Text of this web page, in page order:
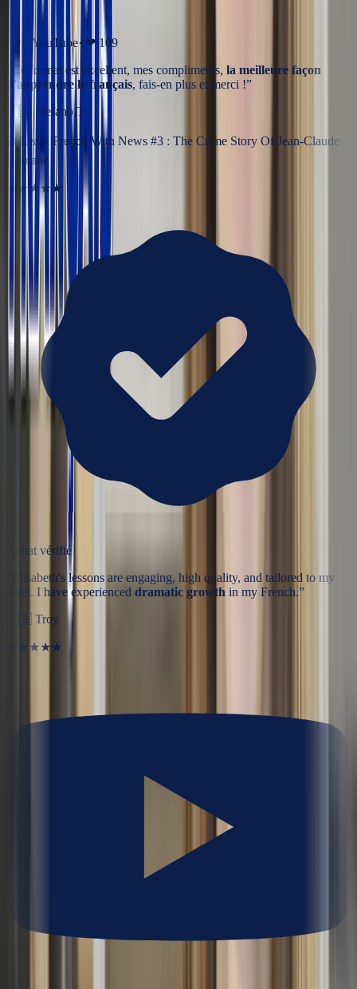
Avis YouTube· ❤ 109
Ce format est excellent, mes compliments, la meilleure façon
d'apprendre le français, fais-en plus et merci !”
🇮🇹 Stefano T.
🎬Learn French With News #3 : The Crime Story Of Jean-Claude
Romand
★★★★★
Achat vérifié
Elisabeth's lessons are engaging, high quality, and tailored to my
level. I have experienced dramatic growth in my French.”
🇺🇸 Troy
★★★★★